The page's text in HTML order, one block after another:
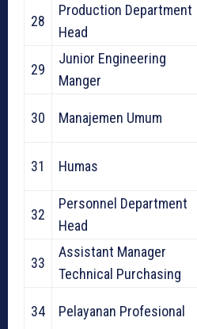
28
Production Department
Head
29
Junior Engineering
Manger
30 Manajemen Umum
31 Humas
32
Personnel Department
Head
33
Assistant Manager
Technical Purchasing
34 Pelayanan Profesional